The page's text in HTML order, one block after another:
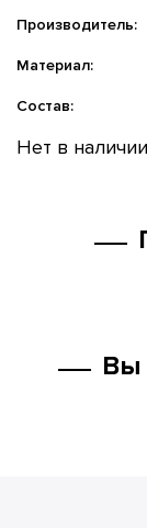
Производитель:
Материал:
Состав:
Нет в наличии
Вы